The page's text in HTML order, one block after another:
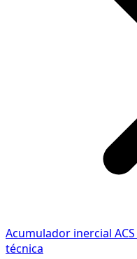
Acumulador inercial ACS
técnica